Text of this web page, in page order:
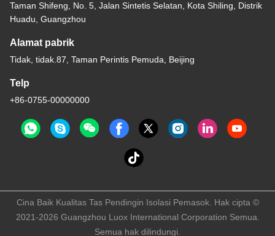
Taman Shifeng, No. 5, Jalan Sintetis Selatan, Kota Shiling, Distrik
Huadu, Guangzhou
Alamat pabrik
Tidak, tidak.87, Taman Perintis Pemuda, Beijing
Telp
+86-0755-00000000
Cina Baik Kualitas Tas Pendingin Isolasi Pemasok. Hak cipta ©
2021-2026 Guangzhou Luox International Corporation Semua.
Semua hak dilindungi.